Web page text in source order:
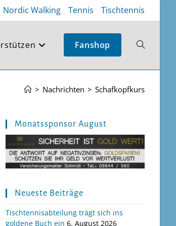
Nordic Walking Tennis Tischtennis
Fanshop Website-
Suche
> Nachrichten > Schafkopfkurs
Monatssponsor August
Neueste Beiträge
Tischtennisabteilung trägt sich ins
goldene Buch ein 6. August 2026